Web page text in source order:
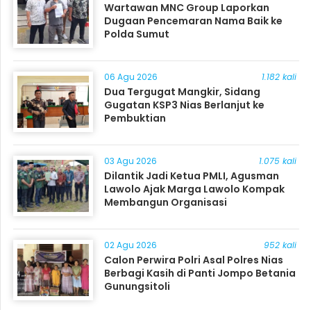
Wartawan MNC Group Laporkan
Dugaan Pencemaran Nama Baik ke
Polda Sumut
06 Agu 2026 1.182 kali
Dua Tergugat Mangkir, Sidang
Gugatan KSP3 Nias Berlanjut ke
Pembuktian
03 Agu 2026 1.075 kali
Dilantik Jadi Ketua PMLI, Agusman
Lawolo Ajak Marga Lawolo Kompak
Membangun Organisasi
02 Agu 2026 952 kali
Calon Perwira Polri Asal Polres Nias
Berbagi Kasih di Panti Jompo Betania
Gunungsitoli